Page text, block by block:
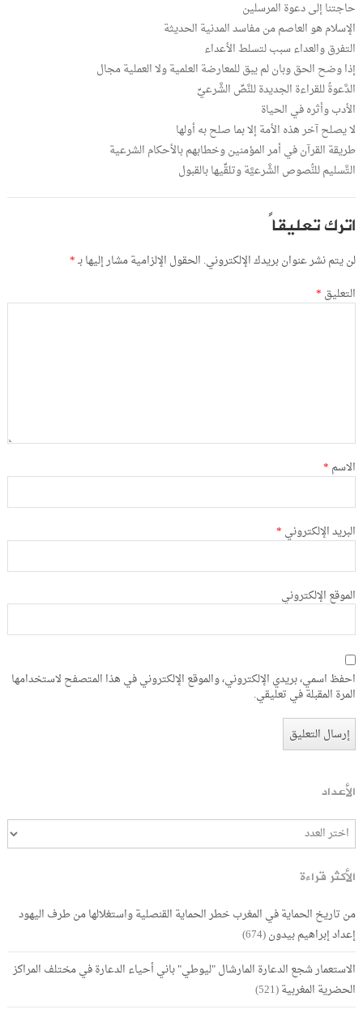
حاجتنا إلى دعوة المرسلين
الإسلام هو العاصم من مفاسد المدنية الحديثة
التفرق والعداء سبب لتسلط الأعداء
إذا وضح الحق وبان لم يبق للمعارضة العلمية ولا العملية مجال
الدَّعوةُ للقراءة الجديدة للنَّصِّ الشَّرعيِّ
الأدب وأثره في الحياة
لا يصلح آخر هذه الأمة إلا بما صلح به أولها
طريقة القرآن في أمر المؤمنين وخطابهم بالأحكام الشرعية
التَّسليم للنُّصوص الشَّرعيَّة وتلقِّيها بالقبول
اترك تعليقاً
لن يتم نشر عنوان بريدك الإلكتروني. الحقول الإلزامية مشار إليها بـ*
التعليق *
الاسم *
البريد الإلكتروني *
الموقع الإلكتروني
احفظ اسمي، بريدي الإلكتروني، والموقع الإلكتروني في هذا المتصفح لاستخدامها
المرة المقبلة في تعليقي.
الأعداد
الأكثر قراءة
من تاريخ الحماية في المغرب خطر الحماية القنصلية واستغلالها من طرف اليهود
إعداد إبراهيم بيدون(674)
الاستعمار شجع الدعارة المارشال "ليوطي" باني أحياء الدعارة في مختلف المراكز
الحضرية المغربية(521)